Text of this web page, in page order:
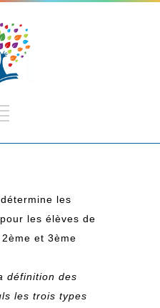
les
les élèves de
et 3ème
définition des
les trois types